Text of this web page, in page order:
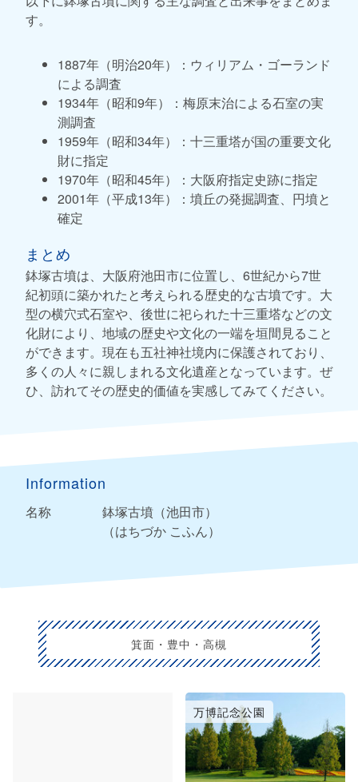
す。
1887年（明治20年）：ウィリアム・ゴーランド
による調査
1934年（昭和9年）：梅原末治による石室の実
測調査
1959年（昭和34年）：十三重塔が国の重要文化
財に指定
1970年（昭和45年）：大阪府指定史跡に指定
2001年（平成13年）：墳丘の発掘調査、円墳と
確定
まとめ
鉢塚古墳は、大阪府池田市に位置し、6世紀から7世
紀初頭に築かれたと考えられる歴史的な古墳です。大
型の横穴式石室や、後世に祀られた十三重塔などの文
化財により、地域の歴史や文化の一端を垣間見ること
ができます。現在も五社神社境内に保護されており、
多くの人々に親しまれる文化遺産となっています。ぜ
ひ、訪れてその歴史的価値を実感してみてください。
Information
名称
鉢塚古墳（池田市）
（はちづか こふん）
箕面・豊中・高槻
万博記念公園